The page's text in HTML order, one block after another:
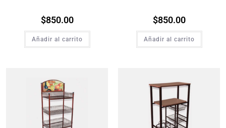
$850.00
Añadir al carrito
$850.00
Añadir al carrito